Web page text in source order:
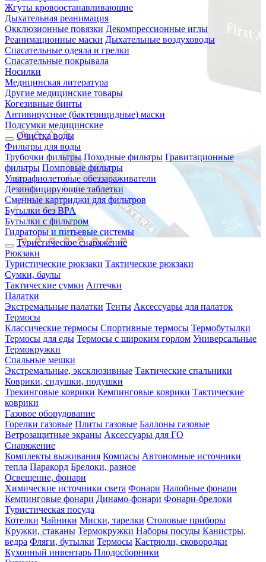
Жгуты кровоостанавливающие
Дыхательная реанимация
Окклюзионные повязки Декомпрессионные иглы
Реанимационные маски Дыхательные воздуховоды
Спасательные одеяла и грелки
Спасательные покрывала
Носилки
Медицинская литература
Другие медицинские товары
Когезивные бинты
Антивирусные (бактерицидные) маски
Подсумки медицинские
Очистка воды
Фильтры для воды
Трубочки фильтры Походные фильтры Гравитационные
фильтры Помповые фильтры
Ультрафиолетовые обеззараживатели
Дезинфицирующие таблетки
Сменные картриджи для фильтров
Бутылки без BPA
Бутылки с фильтром
Гидраторы и питьевые системы
Туристическое снаряжение
Рюкзаки
Туристические рюкзаки Тактические рюкзаки
Сумки, баулы
Тактические сумки Аптечки
Палатки
Экстремальные палатки Тенты Аксессуары для палаток
Термосы
Классические термосы Спортивные термосы Термобутылки
Термосы для еды Термосы с широким горлом Универсальные
Термокружки
Спальные мешки
Экстремальные, эксклюзивные Тактические спальники
Коврики, сидушки, подушки
Трекинговые коврики Кемпинговые коврики Тактические
коврики
Газовое оборудование
Горелки газовые Плиты газовые Баллоны газовые
Ветрозащитные экраны Аксессуары для ГО
Снаряжение
Комплекты выживания Компасы Автономные источники
тепла Паракорд Брелоки, разное
Освещение, фонари
Химические источники света Фонари Налобные фонари
Кемпинговые фонари Динамо-фонари Фонари-брелоки
Туристическая посуда
Котелки Чайники Миски, тарелки Столовые приборы
Кружки, стаканы Термокружки Наборы посуды Канистры,
ведра Фляги, бутылки Термосы Кастрюли, сковородки
Кухонный инвентарь Плодосборники